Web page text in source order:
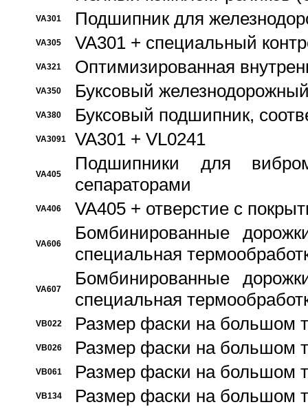
VA301 Подшипник для
VA305 VA301 + специальный
VA321 Оптимизированная
VA350 Буксовый
VA380 Буксовый подшипник,
VA3091 VA301 + VL0241
VA405
Подшипники для
сепараторами
VA406 VA405 + отверстие с
VA606
Бомбинированные
специальная
VA607
Бомбинированные
специальная
VB022 Размер фаски на большом
VB026 Размер фаски на большом
VB061 Размер фаски на большом
VB134 Размер фаски на большом